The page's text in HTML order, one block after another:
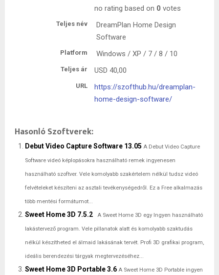
no rating based on 0 votes
Teljes név
DreamPlan Home Design
Software
Platform Windows / XP / 7 / 8 / 10
Teljes ár USD 40,00
URL
https://szofthub.hu/dreamplan-
home-design-software/
Hasonló Szoftverek:
Debut Video Capture Software 13.05 A Debut Video Capture
Software videó képlopásokra használható remek ingyenesen
használható szoftver. Vele komolyabb szakértelem nélkül tudsz videó
felvételeket készíteni az asztali tevékenységedről. Ez a Free alkalmazás
több mentési formátumot...
Sweet Home 3D 7.5.2 A Sweet Home 3D egy Ingyen használható
lakástervező program. Vele pillanatok alatt és komolyabb szaktudás
nélkül készítheted el álmaid lakásának tervét. Profi 3D grafikai program,
ideális berendezési tárgyak megtervezéséhez...
Sweet Home 3D Portable 3.6 A Sweet Home 3D Portable ingyen